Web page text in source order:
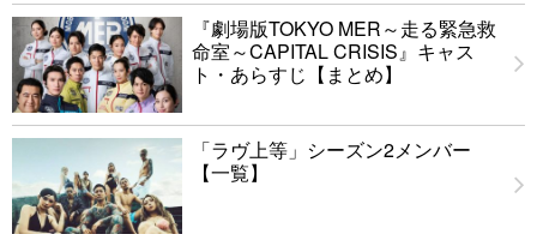
『劇場版TOKYO MER～走る緊急救
命室～CAPITAL CRISIS』キャス
ト・あらすじ【まとめ】
「ラヴ上等」シーズン2メンバー
【一覧】